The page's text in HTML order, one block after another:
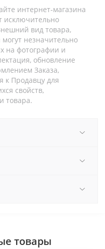
интернет-магазина
исключительно
вид товара,
незначительно
на фотографии и
обновление
Заказа,
к Продавцу для
свойств,
товара.
товары